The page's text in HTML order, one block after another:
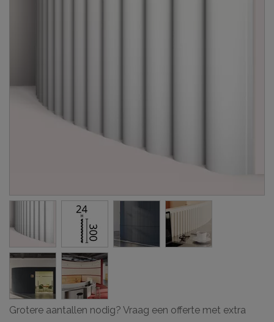
Grotere aantallen nodig? Vraag een offerte met extra